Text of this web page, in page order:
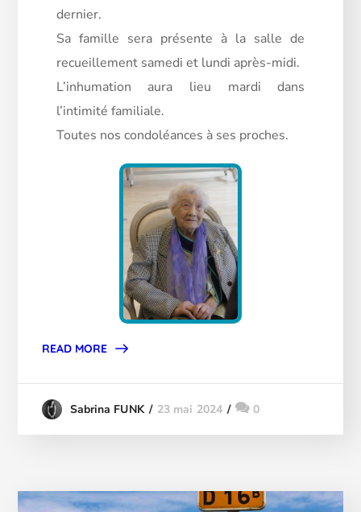
dernier.
Sa famille sera présente à la salle de
recueillement samedi et lundi après-midi.
L’inhumation aura lieu mardi dans
l’intimité familiale.
Toutes nos condoléances à ses proches.
READ MORE
Sabrina FUNK 23 mai 2024 0